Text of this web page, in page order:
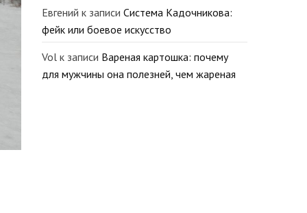
Евгений к записи Система Кадочникова:
фейк или боевое искусство
Vol к записи Вареная картошка: почему
для мужчины она полезней, чем жареная